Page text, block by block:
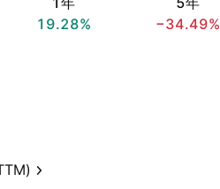
19.28%
−34.49%